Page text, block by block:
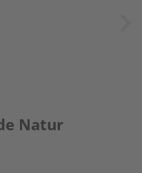
Natur